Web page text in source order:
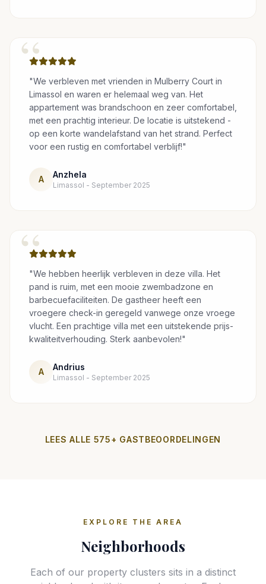
“"We verbleven met vrienden in Mulberry Court in
Limassol en waren er helemaal weg van. Het
appartement was brandschoon en zeer comfortabel,
met een prachtig interieur. De locatie is uitstekend -
op een korte wandelafstand van het strand. Perfect
voor een rustig en comfortabel verblijf!"
A Anzhela
Limassol - September 2025
“"We hebben heerlijk verbleven in deze villa. Het
pand is ruim, met een mooie zwembadzone en
barbecuefaciliteiten. De gastheer heeft een
vroegere check-in geregeld vanwege onze vroege
vlucht. Een prachtige villa met een uitstekende prijs-
kwaliteitverhouding. Sterk aanbevolen!"
A Andrius
Limassol - September 2025
LEES ALLE 575+ GASTBEOORDELINGEN
EXPLORE THE AREA
Neighborhoods
Each of our property clusters sits in a distinct